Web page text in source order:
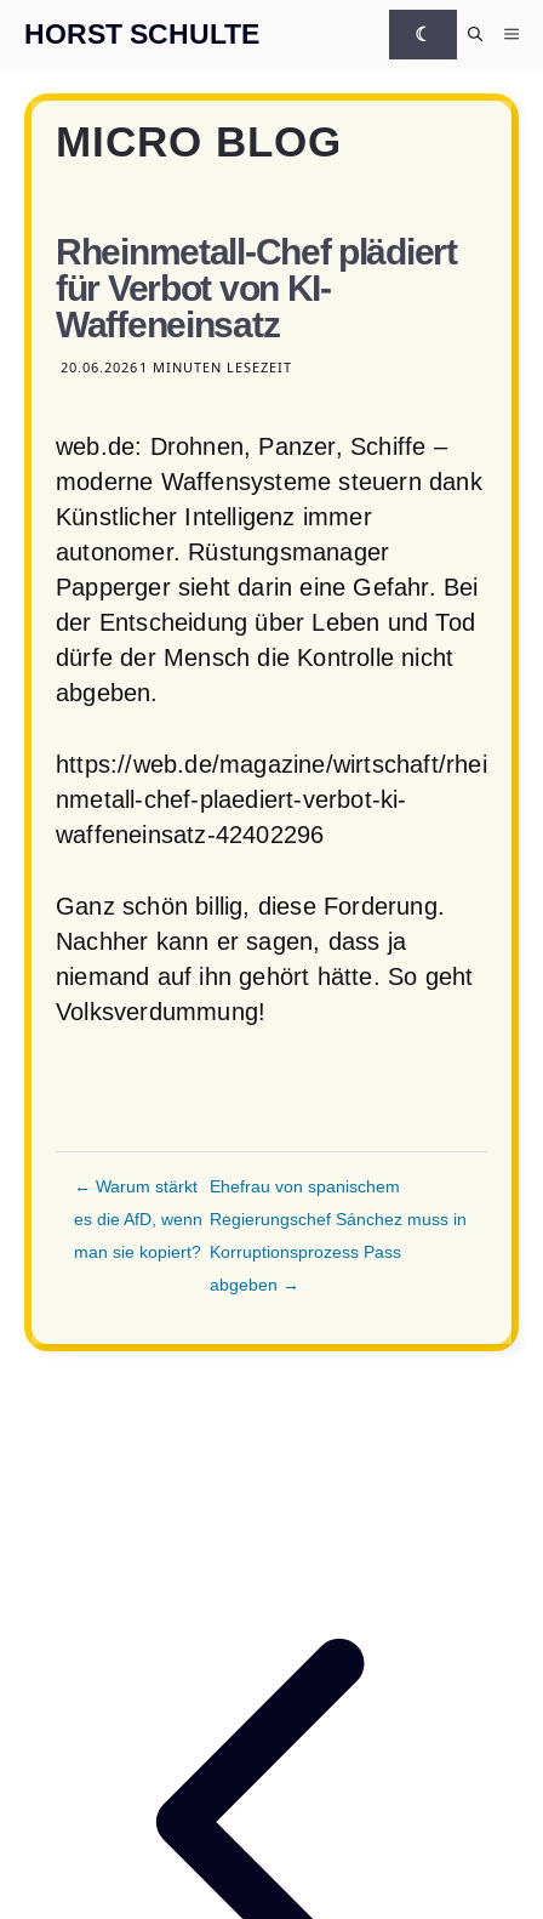
HORST SCHULTE ☾
MICRO BLOG
Rheinmetall-Chef plädiert
für Verbot von KI-
Waffeneinsatz
20.06.2026 1 MINUTEN LESEZEIT
web.de: Drohnen, Panzer, Schiffe –
moderne Waffensysteme steuern dank
Künstlicher Intelligenz immer
autonomer. Rüstungsmanager
Papperger sieht darin eine Gefahr. Bei
der Entscheidung über Leben und Tod
dürfe der Mensch die Kontrolle nicht
abgeben.
https://web.de/magazine/wirtschaft/rhei
nmetall-chef-plaediert-verbot-ki-
waffeneinsatz-42402296
Ganz schön billig, diese Forderung.
Nachher kann er sagen, dass ja
niemand auf ihn gehört hätte. So geht
Volksverdummung!
← Warum stärkt
es die AfD, wenn
man sie kopiert?
Ehefrau von spanischem
Regierungschef Sánchez muss in
Korruptionsprozess Pass
abgeben →